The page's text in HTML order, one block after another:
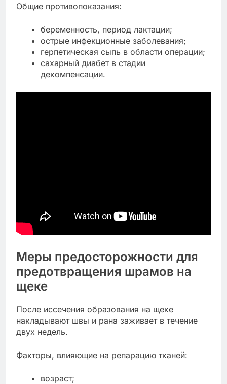
Общие противопоказания:
беременность, период лактации;
острые инфекционные заболевания;
герпетическая сыпь в области операции;
сахарный диабет в стадии
декомпенсации.
Меры предосторожности для
предотвращения шрамов на
щеке
После иссечения образования на щеке
накладывают швы и рана заживает в течение
двух недель.
Факторы, влияющие на репарацию тканей:
возраст;